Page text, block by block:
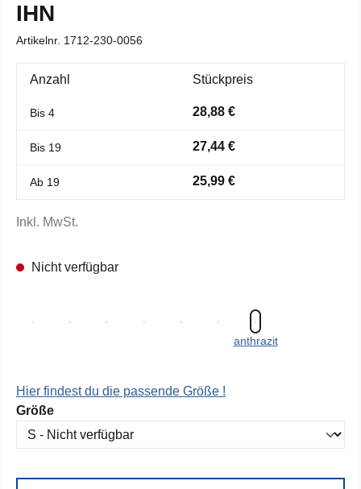
IHN
Artikelnr. 1712-230-0056
Anzahl Stückpreis
Bis 4 28,88 €
Bis 19 27,44 €
Ab 19 25,99 €
Inkl. MwSt.
Nicht verfügbar
anthrazit
Hier findest du die passende Größe !
Größeauswählen